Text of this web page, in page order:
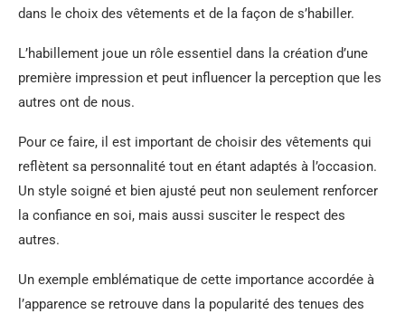
dans le choix des vêtements et de la façon de s’habiller.
L’habillement joue un rôle essentiel dans la création d’une
première impression et peut influencer la perception que les
autres ont de nous.
Pour ce faire, il est important de choisir des vêtements qui
reflètent sa personnalité tout en étant adaptés à l’occasion.
Un style soigné et bien ajusté peut non seulement renforcer
la confiance en soi, mais aussi susciter le respect des
autres.
Un exemple emblématique de cette importance accordée à
l’apparence se retrouve dans la popularité des tenues des